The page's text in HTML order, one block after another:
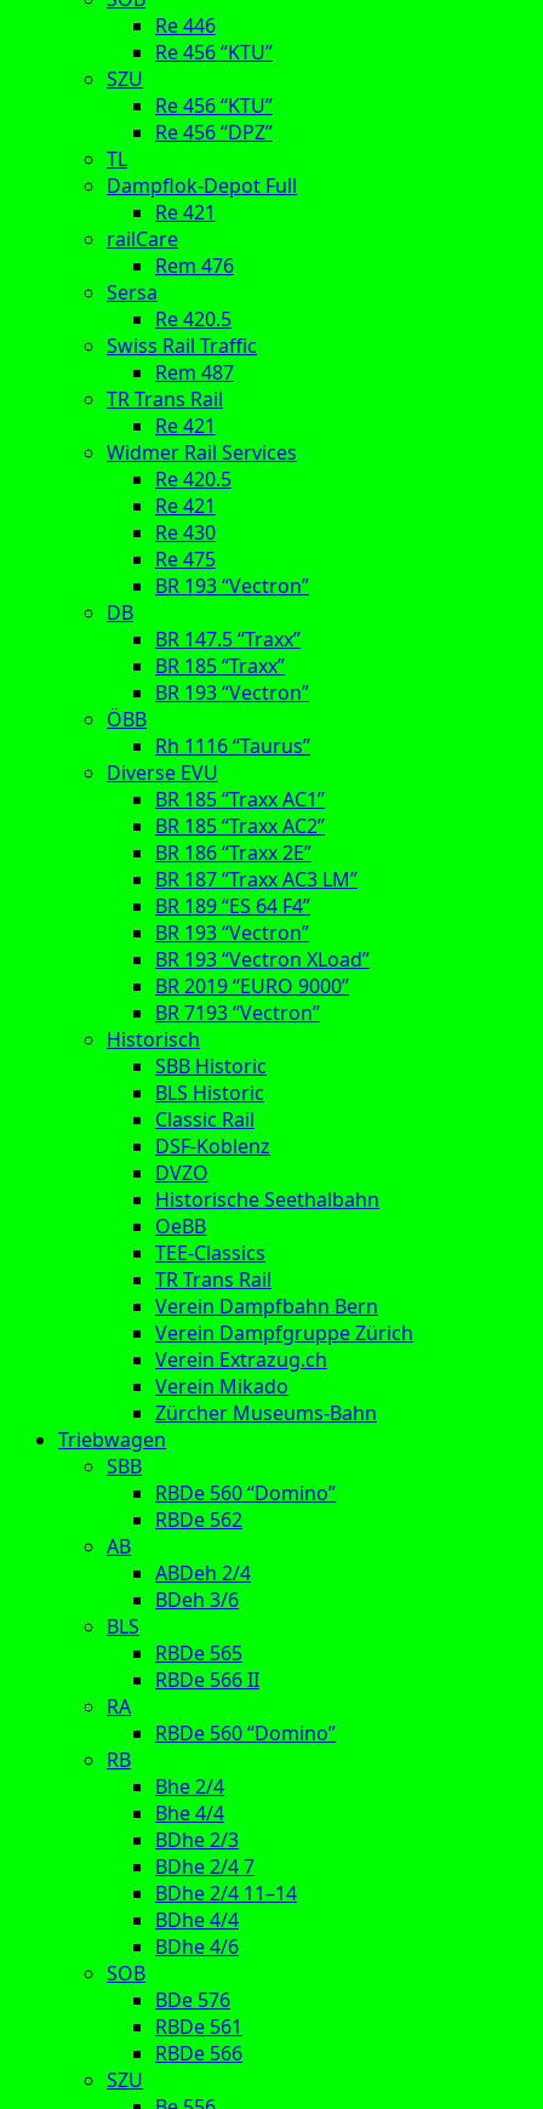
Re 446
Re 456 “KTU”
SZU
Re 456 “KTU”
Re 456 “DPZ”
TL
Dampflok-Depot Full
Re 421
railCare
Rem 476
Sersa
Re 420.5
Swiss Rail Traffic
Rem 487
TR Trans Rail
Re 421
Widmer Rail Services
Re 420.5
Re 421
Re 430
Re 475
BR 193 “Vectron”
DB
BR 147.5 “Traxx”
BR 185 “Traxx”
BR 193 “Vectron”
ÖBB
Rh 1116 “Taurus”
Diverse EVU
BR 185 “Traxx AC1”
BR 185 “Traxx AC2”
BR 186 “Traxx 2E”
BR 187 “Traxx AC3 LM”
BR 189 “ES 64 F4”
BR 193 “Vectron”
BR 193 “Vectron XLoad”
BR 2019 “EURO 9000”
BR 7193 “Vectron”
Historisch
SBB Historic
BLS Historic
Classic Rail
DSF-Koblenz
DVZO
Historische Seethalbahn
OeBB
TEE-Classics
TR Trans Rail
Verein Dampfbahn Bern
Verein Dampfgruppe Zürich
Verein Extrazug.ch
Verein Mikado
Zürcher Museums-Bahn
Triebwagen
SBB
RBDe 560 “Domino”
RBDe 562
AB
ABDeh 2/4
BDeh 3/6
BLS
RBDe 565
RBDe 566 II
RA
RBDe 560 “Domino”
RB
Bhe 2/4
Bhe 4/4
BDhe 2/3
BDhe 2/4 7
BDhe 2/4 11–14
BDhe 4/4
BDhe 4/6
SOB
BDe 576
RBDe 561
RBDe 566
SZU